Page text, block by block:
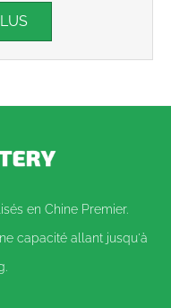
en Chine Premier.
capacité allant jusqu'à